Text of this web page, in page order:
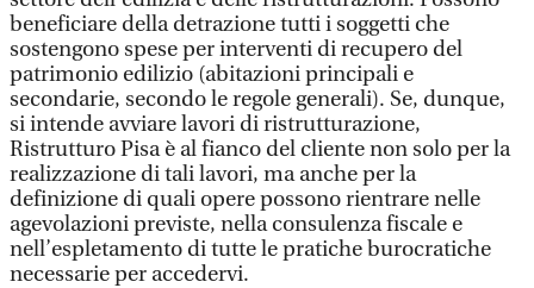
beneficiare della detrazione tutti i soggetti che
sostengono spese per interventi di recupero del
patrimonio edilizio (abitazioni principali e
secondarie, secondo le regole generali). Se, dunque,
si intende avviare lavori di ristrutturazione,
Ristrutturo Pisa è al fianco del cliente non solo per la
realizzazione di tali lavori, ma anche per la
definizione di quali opere possono rientrare nelle
agevolazioni previste, nella consulenza fiscale e
nell’espletamento di tutte le pratiche burocratiche
necessarie per accedervi.